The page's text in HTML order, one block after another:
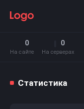
0
На сайте
0
На серверах
Статистика